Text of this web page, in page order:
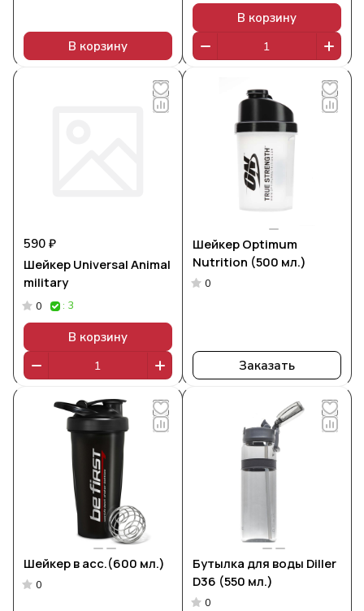
В корзину
В корзину
590 ₽
Шейкер Universal Animal
military
0 : 3
В корзину
Шейкер Optimum
Nutrition (500 мл.)
0
Заказать
Шейкер в асс.(600 мл.)
0
Бутылка для воды Diller
D36 (550 мл.)
0